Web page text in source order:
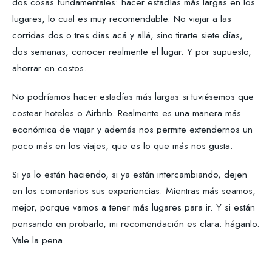
lugares, lo cual es muy recomendable. No viajar a las
corridas dos o tres días acá y allá, sino tirarte siete días,
dos semanas, conocer realmente el lugar. Y por supuesto,
ahorrar en costos.
No podríamos hacer estadías más largas si tuviésemos que
costear hoteles o Airbnb. Realmente es una manera más
económica de viajar y además nos permite extendernos un
poco más en los viajes, que es lo que más nos gusta.
Si ya lo están haciendo, si ya están intercambiando, dejen
en los comentarios sus experiencias. Mientras más seamos,
mejor, porque vamos a tener más lugares para ir. Y si están
pensando en probarlo, mi recomendación es clara: háganlo.
Vale la pena.